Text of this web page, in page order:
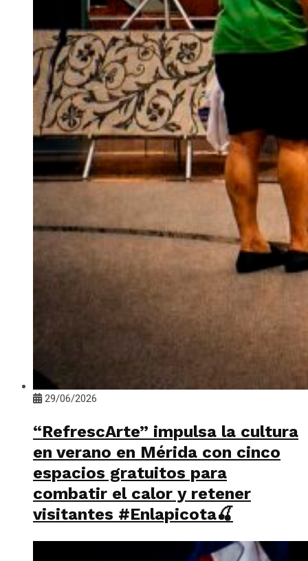
29/06/2026
“RefrescArte” impulsa la cultura
en verano en Mérida con cinco
espacios gratuitos para
combatir el calor y retener
visitantes #Enlapicota🍒